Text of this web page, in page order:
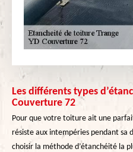
Les différents types
Couverture 72
Pour que votre toiture ait une
résiste aux intempéries pendant sa
choisir la méthode d’étanchéité la